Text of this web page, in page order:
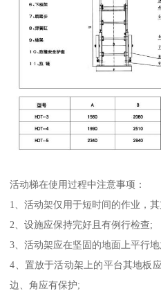
活动梯在使用过程中注意事项：
1、活动架仅用于短时间的作业，
2、设施应保持完好且有例行检查;
3、活动架应在坚固的地面上平行
4、置放于活动架上的平台其地板
边、角应有保护;